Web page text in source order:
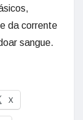
da corrente
sangue.
X